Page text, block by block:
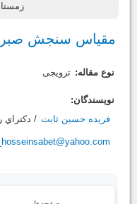
مقیاس سنجش صبر
نوع مقاله: ترویجی
نویسندگان:
فریده حسین ثابت / دکتراي